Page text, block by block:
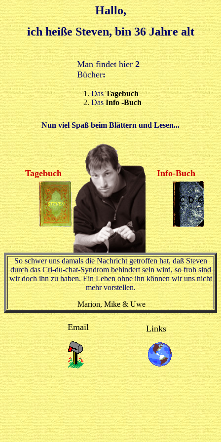
Hallo,
ich heiße Steven, bin 36 Jahre alt
Man findet hier2
Bücher:
DasTagebuch
DasInfo -Buch
Nun viel Spaß beim Blättern und Lesen...
Tagebuch Info-Buch
So schwer uns damals die Nachricht getroffen hat, daß Steven
durch das Cri-du-chat-Syndrom behindert sein wird, so froh sind
wir doch ihn zu haben. Ein Leben ohne ihn können wir uns nicht
mehr vorstellen.
Marion, Mike & Uwe
Email Links